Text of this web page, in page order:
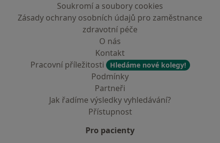
Soukromí a soubory cookies
Zásady ochrany osobních údajů pro zaměstnance
zdravotní péče
O nás
Kontakt
Pracovní příležitosti
Hledáme nové kolegy!
Podmínky
Partneři
Jak řadíme výsledky vyhledávání?
Přístupnost
Pro pacienty